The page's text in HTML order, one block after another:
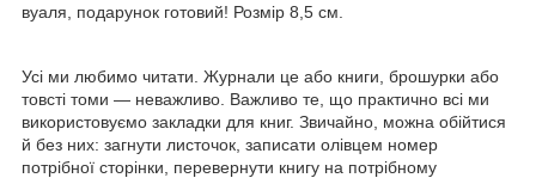
вуаля, подарунок готовий! Розмір 8,5 см.
Усі ми любимо читати. Журнали це або книги, брошурки або
товсті томи — неважливо. Важливо те, що практично всі ми
використовуємо закладки для книг. Звичайно, можна обійтися
й без них: загнути листочок, записати олівцем номер
потрібної сторінки, перевернути книгу на потрібному